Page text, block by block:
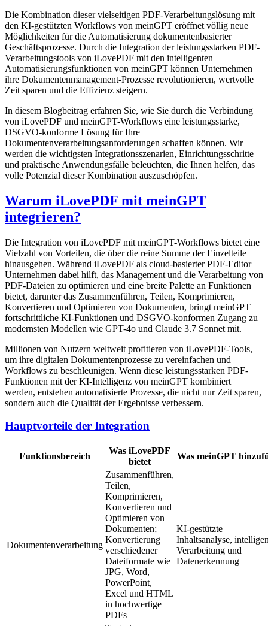
Die Kombination dieser vielseitigen PDF-Verarbeitungslösung mit
den KI-gestützten Workflows von meinGPT eröffnet völlig neue
Möglichkeiten für die Automatisierung dokumentenbasierter
Geschäftsprozesse. Durch die Integration der leistungsstarken PDF-
Verarbeitungstools von iLovePDF mit den intelligenten
Automatisierungsfunktionen von meinGPT können Unternehmen
ihre Dokumentenmanagement-Prozesse revolutionieren, wertvolle
Zeit sparen und die Effizienz steigern.
In diesem Blogbeitrag erfahren Sie, wie Sie durch die Verbindung
von iLovePDF und meinGPT-Workflows eine leistungsstarke,
DSGVO-konforme Lösung für Ihre
Dokumentenverarbeitungsanforderungen schaffen können. Wir
werden die wichtigsten Integrationsszenarien, Einrichtungsschritte
und praktische Anwendungsfälle beleuchten, die Ihnen helfen, das
volle Potenzial dieser Kombination auszuschöpfen.
Warum iLovePDF mit meinGPT
integrieren?
Die Integration von iLovePDF mit meinGPT-Workflows bietet eine
Vielzahl von Vorteilen, die über die reine Summe der Einzelteile
hinausgehen. Während iLovePDF als cloud-basierter PDF-Editor
Unternehmen dabei hilft, das Management und die Verarbeitung von
PDF-Dateien zu optimieren und eine breite Palette an Funktionen
bietet, darunter das Zusammenführen, Teilen, Komprimieren,
Konvertieren und Optimieren von Dokumenten, bringt meinGPT
fortschrittliche KI-Funktionen und DSGVO-konformen Zugang zu
modernsten Modellen wie GPT-4o und Claude 3.7 Sonnet mit.
Millionen von Nutzern weltweit profitieren von iLovePDF-Tools,
um ihre digitalen Dokumentenprozesse zu vereinfachen und
Workflows zu beschleunigen. Wenn diese leistungsstarken PDF-
Funktionen mit der KI-Intelligenz von meinGPT kombiniert
werden, entstehen automatisierte Prozesse, die nicht nur Zeit sparen,
sondern auch die Qualität der Ergebnisse verbessern.
Hauptvorteile der Integration
Funktionsbereich
Was iLovePDF
bietet
Was meinGPT
Dokumentenverarbeitung
Zusammenführen,
Teilen,
Komprimieren,
Konvertieren und
Optimieren von
Dokumenten;
Konvertierung
verschiedener
Dateiformate wie
JPG, Word,
PowerPoint,
Excel und HTML
in hochwertige
PDFs
KI-gestützte
Inhaltsanalyse,
Verarbeitung und
Datenerkennung